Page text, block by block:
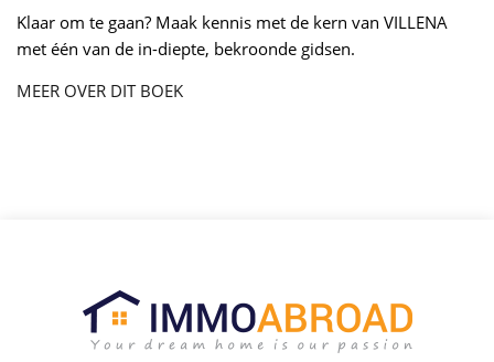
Klaar om te gaan? Maak kennis met de kern van VILLENA
met één van de in-diepte, bekroonde gidsen.
MEER OVER DIT BOEK